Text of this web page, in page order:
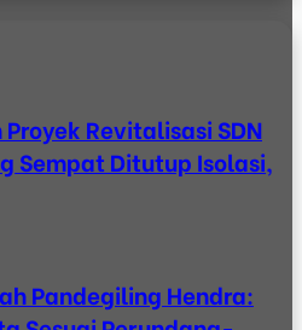
Revitalisasi SDN
Sempat Ditutup Isolasi,
Pandegiling Hendra: